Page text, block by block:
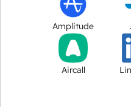
Amplitude
Aircall